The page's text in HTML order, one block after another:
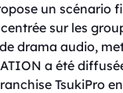
un scénario
sur les
drama audio,
a été
TsukiPro